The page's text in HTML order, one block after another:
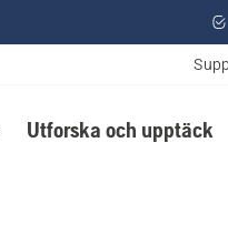
Utforska och upptäck